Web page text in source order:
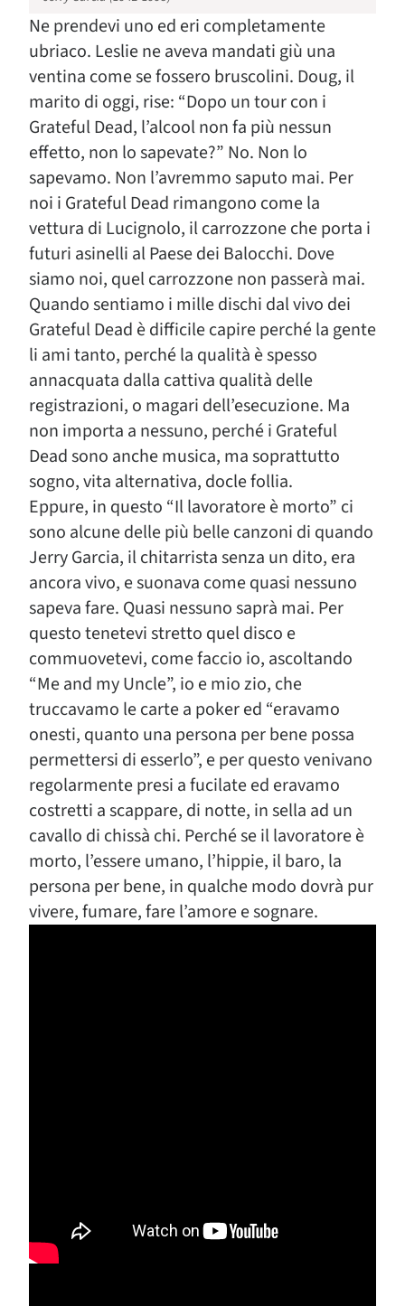
Ne prendevi uno ed eri completamente
ubriaco. Leslie ne aveva mandati giù una
ventina come se fossero bruscolini. Doug, il
marito di oggi, rise: “Dopo un tour con i
Grateful Dead, l’alcool non fa più nessun
effetto, non lo sapevate?” No. Non lo
sapevamo. Non l’avremmo saputo mai. Per
noi i Grateful Dead rimangono come la
vettura di Lucignolo, il carrozzone che porta i
futuri asinelli al Paese dei Balocchi. Dove
siamo noi, quel carrozzone non passerà mai.
Quando sentiamo i mille dischi dal vivo dei
Grateful Dead è difficile capire perché la gente
li ami tanto, perché la qualità è spesso
annacquata dalla cattiva qualità delle
registrazioni, o magari dell’esecuzione. Ma
non importa a nessuno, perché i Grateful
Dead sono anche musica, ma soprattutto
sogno, vita alternativa, docle follia.
Eppure, in questo “Il lavoratore è morto” ci
sono alcune delle più belle canzoni di quando
Jerry Garcia, il chitarrista senza un dito, era
ancora vivo, e suonava come quasi nessuno
sapeva fare. Quasi nessuno saprà mai. Per
questo tenetevi stretto quel disco e
commuovetevi, come faccio io, ascoltando
“Me and my Uncle”, io e mio zio, che
truccavamo le carte a poker ed “eravamo
onesti, quanto una persona per bene possa
permettersi di esserlo”, e per questo venivano
regolarmente presi a fucilate ed eravamo
costretti a scappare, di notte, in sella ad un
cavallo di chissà chi. Perché se il lavoratore è
morto, l’essere umano, l’hippie, il baro, la
persona per bene, in qualche modo dovrà pur
vivere, fumare, fare l’amore e sognare.